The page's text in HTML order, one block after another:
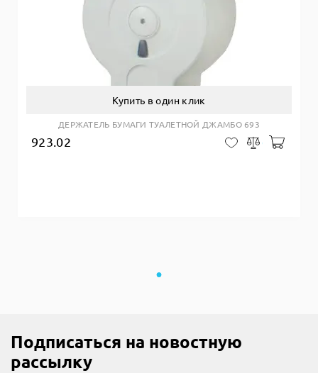
Купить в один клик
ДЕРЖАТЕЛЬ БУМАГИ ТУАЛЕТНОЙ ДЖАМБО 693
923.02 В закладки
Сравнить
Подписаться на новостную
рассылку